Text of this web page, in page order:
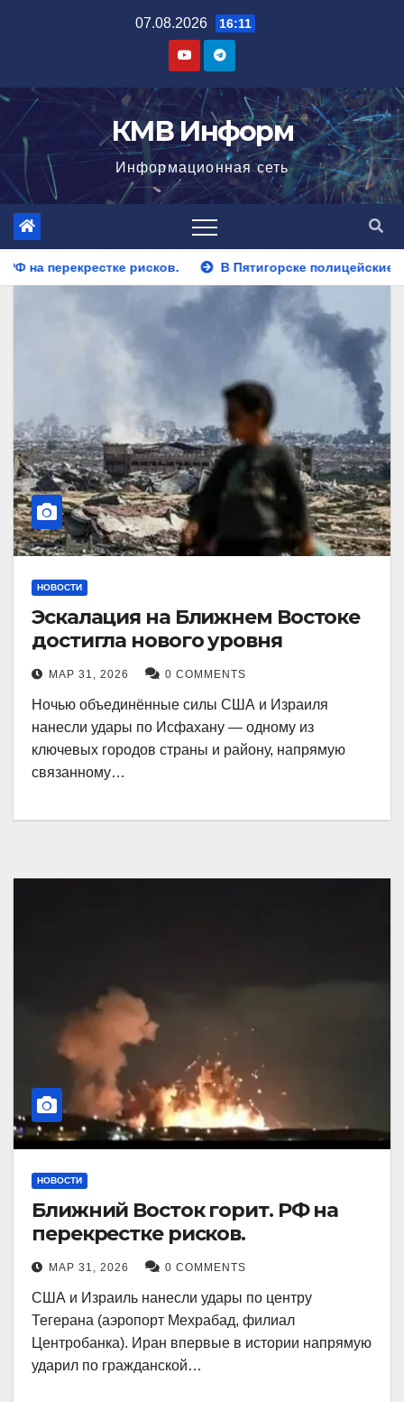
07.08.2026 16:11
КМВ Информ
Информационная сеть
В Пятигорске полицейские задержали закладчика,
НОВОСТИ
Эскалация на Ближнем Востоке
достигла нового уровня
МАР 31, 2026 0 COMMENTS
Ночью объединённые силы США и Израиля
нанесли удары по Исфахану — одному из
ключевых городов страны и району, напрямую
связанному…
НОВОСТИ
Ближний Восток горит. РФ на
перекрестке рисков.
МАР 31, 2026 0 COMMENTS
США и Израиль нанесли удары по центру
Тегерана (аэропорт Мехрабад, филиал
Центробанка). Иран впервые в истории напрямую
ударил по гражданской…